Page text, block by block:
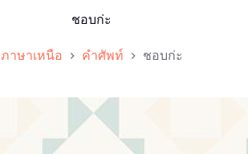
ชอบก่ะ
ภาษาเหนือ คำศัพท์ ชอบก่ะ